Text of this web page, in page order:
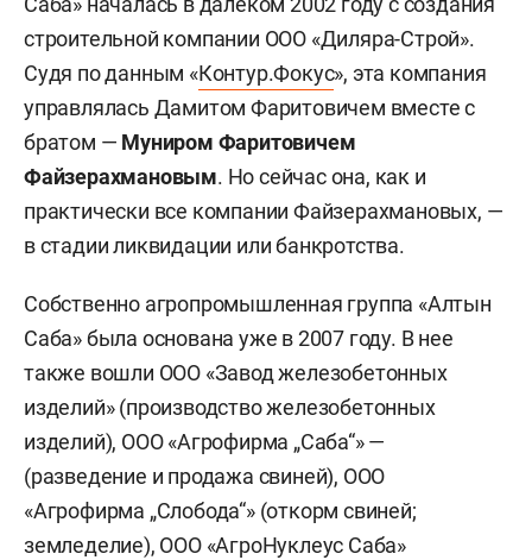
строительной компании ООО «Диляра-Строй».
Судя по данным «Контур.Фокус», эта компания
управлялась Дамитом Фаритовичем вместе с
братом — Муниром Фаритовичем
Файзерахмановым. Но сейчас она, как и
практически все компании Файзерахмановых, —
в стадии ликвидации или банкротства.
Собственно агропромышленная группа «Алтын
Саба» была основана уже в 2007 году. В нее
также вошли ООО «Завод железобетонных
изделий» (производство железобетонных
изделий), ООО «Агрофирма „Саба“» —
(разведение и продажа свиней), ООО
«Агрофирма „Слобода“» (откорм свиней;
земледелие), ООО «АгроНуклеус Саба»